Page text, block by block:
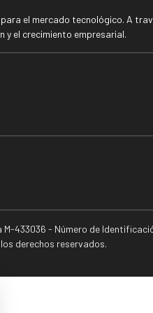
el mercado tecnológico. A
el crecimiento empresarial.
M-433036 - Número de
derechos reservados.